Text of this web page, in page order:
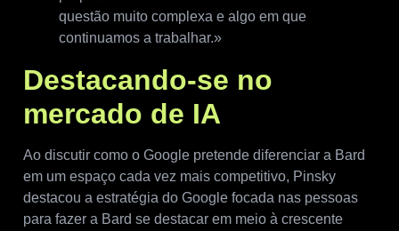
questão muito complexa e algo em que
continuamos a trabalhar.»
Destacando-se no
mercado de IA
Ao discutir como o Google pretende diferenciar a Bard
em um espaço cada vez mais competitivo, Pinsky
destacou a estratégia do Google focada nas pessoas
para fazer a Bard se destacar em meio à crescente